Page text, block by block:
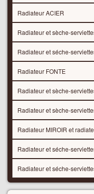
Radiateur ACIER
Radiateur et sèche-
Radiateur et séche-
Radiateur FONTE
Radiateur et sèche-
Radiateur et sèche-
Radiateur MIROIR et
Radiateur et séche-
Radiateur et séche-